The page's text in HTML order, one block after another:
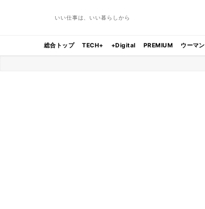
いい仕事は、いい暮らしから
総合トップ TECH+ +Digital PREMIUM ウーマン